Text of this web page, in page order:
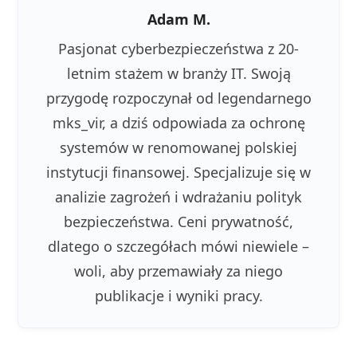
Adam M.
Pasjonat cyberbezpieczeństwa z 20-
letnim stażem w branży IT. Swoją
przygodę rozpoczynał od legendarnego
mks_vir, a dziś odpowiada za ochronę
systemów w renomowanej polskiej
instytucji finansowej. Specjalizuje się w
analizie zagrożeń i wdrażaniu polityk
bezpieczeństwa. Ceni prywatność,
dlatego o szczegółach mówi niewiele –
woli, aby przemawiały za niego
publikacje i wyniki pracy.